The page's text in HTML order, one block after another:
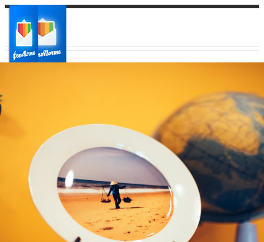
Ваш регион доставки
Выберите из списка: